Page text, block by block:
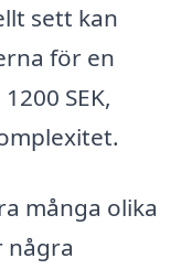
sett kan
för en
SEK,
många olika
några